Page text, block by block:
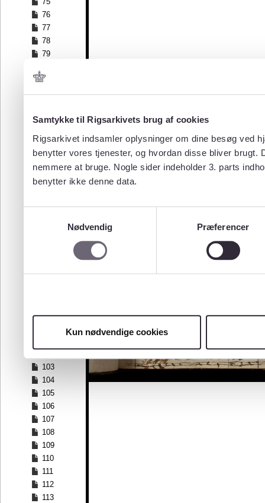
Samtykke til Rigsarkivets brug af cookies
Rigsarkivet indsamler oplysninger om dine besøg ved
benytter vores tjenester, og hvordan disse bliver
nemmere at bruge. Nogle sider indeholder 3. parts
benytter ikke denne data.
Nødvendig
Præferencer
Kun nødvendige cookies
76
77
78
79
81
82
84
86
87
88
89
96
99
103
104
105
106
107
108
109
110
111
112
113